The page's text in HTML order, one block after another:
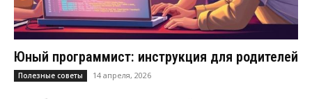
Юный программист: инструкция для родителей
Полезные советы 14 апреля, 2026